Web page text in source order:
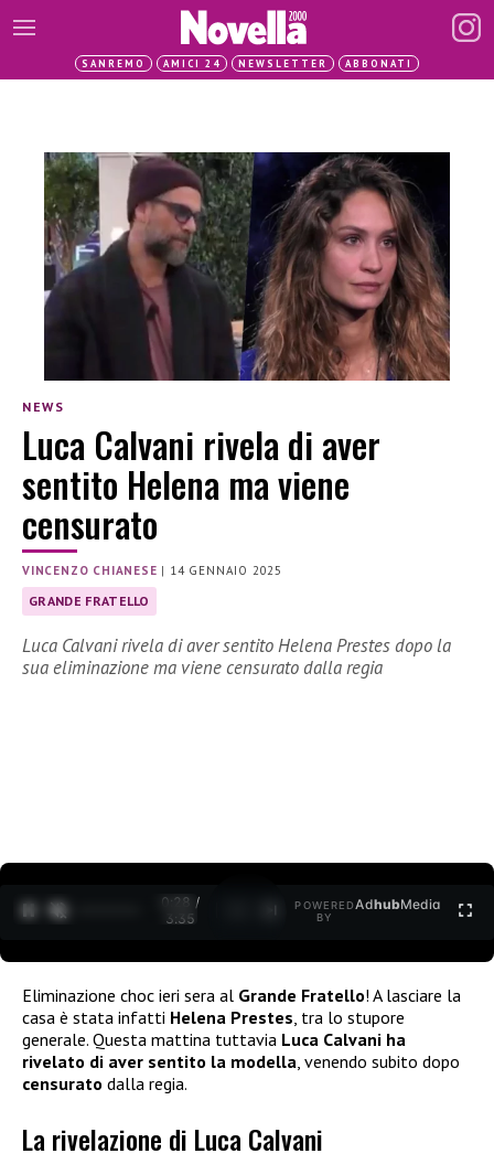
SANREMO AMICI 24 NEWSLETTER ABBONATI
NEWS
Luca Calvani rivela di aver
sentito Helena ma viene
censurato
VINCENZO CHIANESE | 14 GENNAIO 2025
GRANDE FRATELLO
Luca Calvani rivela di aver sentito Helena Prestes dopo la
sua eliminazione ma viene censurato dalla regia
0:30 /
3:35
POWERED
BY
AdhubMedia
Eliminazione choc ieri sera al Grande Fratello! A lasciare la
casa è stata infatti Helena Prestes , tra lo stupore
generale. Questa mattina tuttavia Luca Calvani ha
rivelato di aver sentito la modella , venendo subito dopo
censurato dalla regia.
La rivelazione di Luca Calvani